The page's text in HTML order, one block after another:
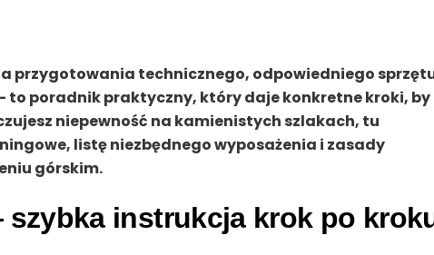
przygotowania technicznego, odpowiedniego
to poradnik praktyczny, który daje konkretne kroki, by
niepewność na kamienistych szlakach, tu
listę niezbędnego wyposażenia i zasady
górskim.
instrukcja krok po